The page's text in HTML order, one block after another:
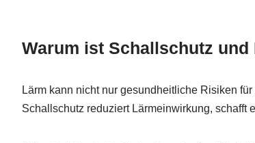
Warum ist Schallschutz
Lärm kann nicht nur gesundheitliche Risiken
Schallschutz reduziert Lärmeinwirkung, schafft